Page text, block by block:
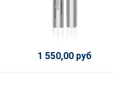
1 550,00 руб